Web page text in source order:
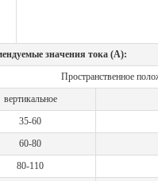
значения тока (А):
Пространственное
вертикальное
35-60
60-80
80-110